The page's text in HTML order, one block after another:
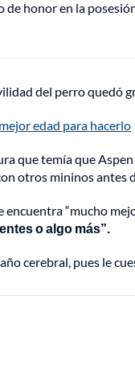
honor en la
del perro quedó
edad para hacerlo
que temía que
otros mininos antes
encuentra “mucho
o algo más”.
cerebral, pues le